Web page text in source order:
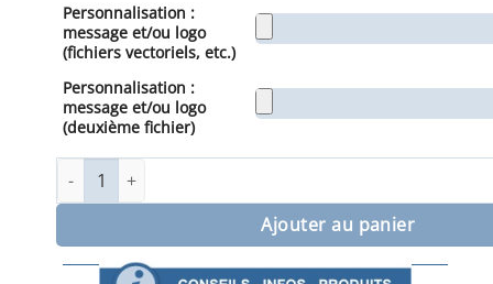
Personnalisation :
message et/ou logo
(fichiers vectoriels, etc.)
Personnalisation :
message et/ou logo
(deuxième fichier)
quantité de Ciseaux d'inauguration géants modèle
Ajouter au panier